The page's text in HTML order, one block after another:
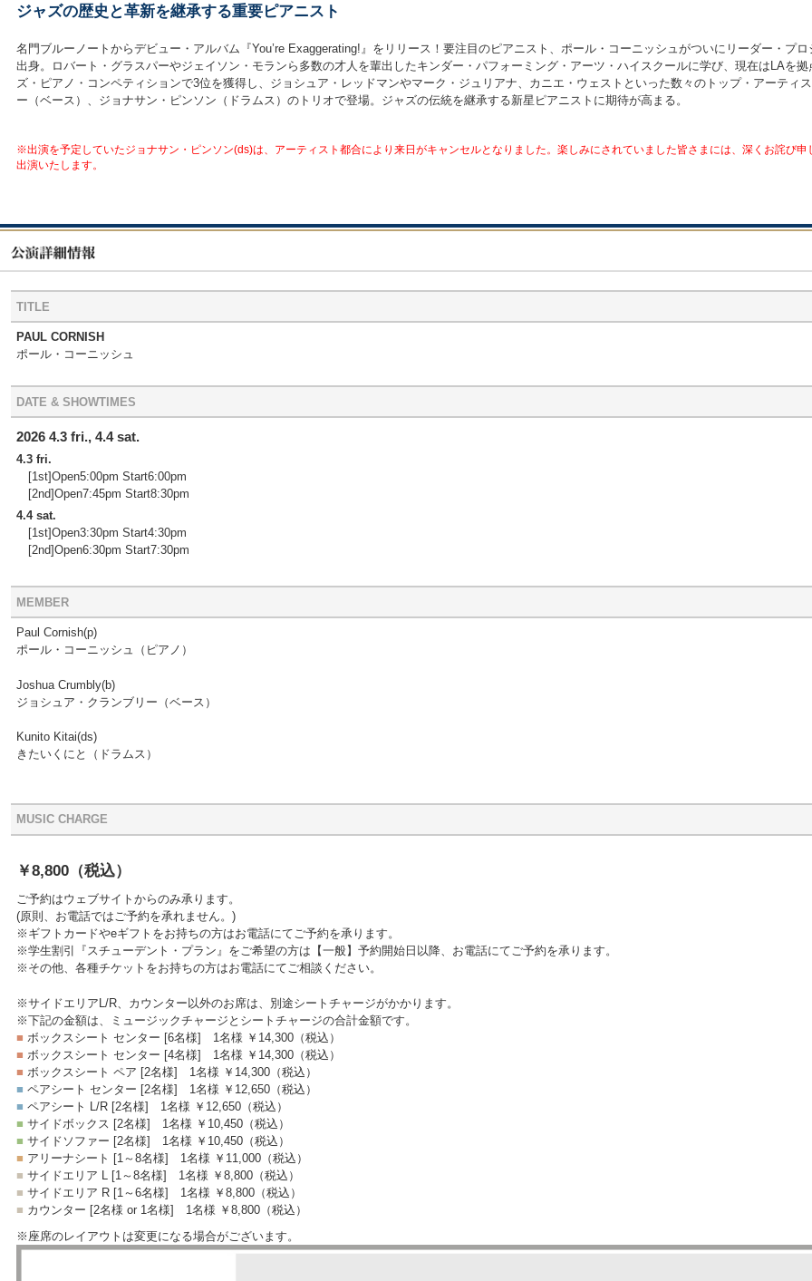
ジャズの歴史と革新を継承する重要ピアニスト
名門ブルーノートからデビュー・アルバム『You’re Exaggerating!』をリリース！要注目のピアニスト、ポール・コーニッシュがついにリーダー・プ
出身。ロバート・グラスパーやジェイソン・モランら多数の才人を輩出したキンダー・パフォーミング・アーツ・ハイスクールに学び、現在はLAを
ズ・ピアノ・コンペティションで3位を獲得し、ジョシュア・レッドマンやマーク・ジュリアナ、カニエ・ウェストといった数々のトップ・アーテ
ー（ベース）、ジョナサン・ピンソン（ドラムス）のトリオで登場。ジャズの伝統を継承する新星ピアニストに期待が高まる。
※出演を予定していたジョナサン・ピンソン(ds)は、アーティスト都合により来日がキャンセルとなりました。楽しみにされていました皆さまには、深くお詫び
出演いたします。
TITLE
PAUL CORNISH
ポール・コーニッシュ
DATE & SHOWTIMES
2026 4.3 fri., 4.4 sat.
4.3 fri.
[1st]Open5:00pm Start6:00pm
[2nd]Open7:45pm Start8:30pm
4.4 sat.
[1st]Open3:30pm Start4:30pm
[2nd]Open6:30pm Start7:30pm
MEMBER
Paul Cornish(p)
ポール・コーニッシュ（ピアノ）
Joshua Crumbly(b)
ジョシュア・クランブリー（ベース）
Kunito Kitai(ds)
きたいくにと（ドラムス）
MUSIC CHARGE
￥8,800 （税込）
ご予約はウェブサイトからのみ承ります。
(原則、お電話ではご予約を承れません。)
※ギフトカードやeギフトをお持ちの方はお電話にてご予約を承ります。
※学生割引『スチューデント・プラン』をご希望の方は【一般】予約開始日以降、お電話にてご予約を承ります。
※その他、各種チケットをお持ちの方はお電話にてご相談ください。
※サイドエリアL/R、カウンター以外のお席は、別途シートチャージがかかります。
※下記の金額は、ミュージックチャージとシートチャージの合計金額です。
■ ボックスシート センター [6名様] 1名様 ￥14,300 （税込）
■ ボックスシート センター [4名様] 1名様 ￥14,300 （税込）
■ ボックスシート ペア [2名様] 1名様 ￥14,300 （税込）
■ ペアシート センター [2名様] 1名様 ￥12,650 （税込）
■ ペアシート L/R [2名様] 1名様 ￥12,650 （税込）
■ サイドボックス [2名様] 1名様 ￥10,450 （税込）
■ サイドソファー [2名様] 1名様 ￥10,450 （税込）
■ アリーナシート [1～8名様] 1名様 ￥11,000 （税込）
■ サイドエリア L [1～8名様] 1名様 ￥8,800 （税込）
■ サイドエリア R [1～6名様] 1名様 ￥8,800 （税込）
■ カウンター [2名様 or 1名様] 1名様 ￥8,800 （税込）
※座席のレイアウトは変更になる場合がございます。